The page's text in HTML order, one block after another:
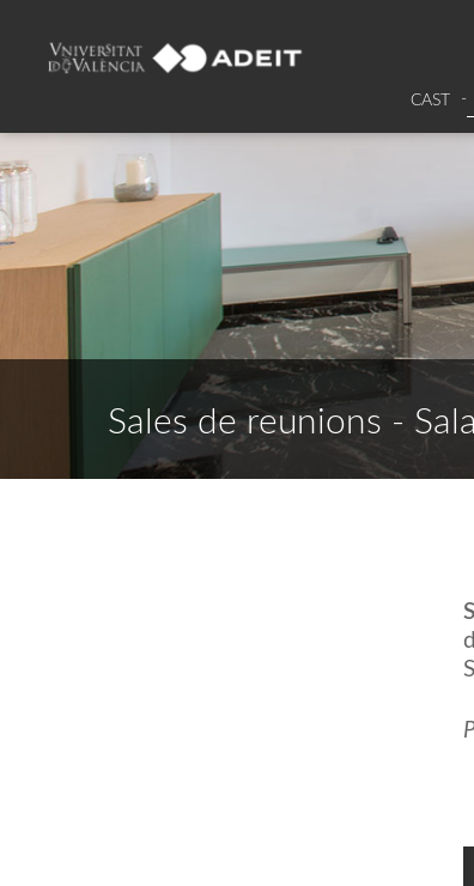
CAST
Sales de reunions -